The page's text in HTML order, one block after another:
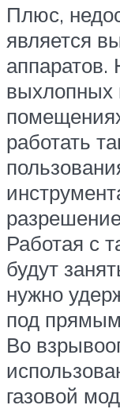
Плюс,
является
выхлопных
работать
Работая с
будут
нужно
под прямым
Во
газовой